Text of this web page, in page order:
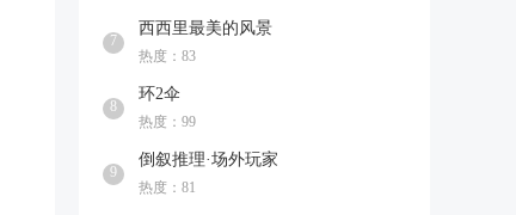
7
西西里最美的风景
热度：83
8
环2伞
热度：99
9
倒叙推理·场外玩家
热度：81